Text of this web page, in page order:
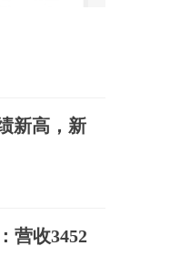
新高，新
营收3452